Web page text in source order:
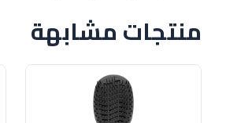
منتجات مشابهة